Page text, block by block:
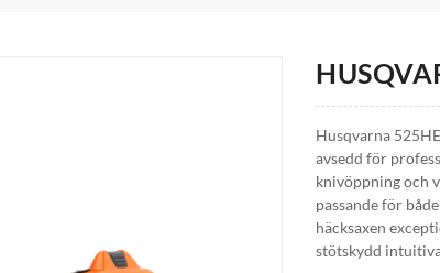
Husqvarna
avsedd för
knivöppning och
passande för
häcksaxen
stötskydd